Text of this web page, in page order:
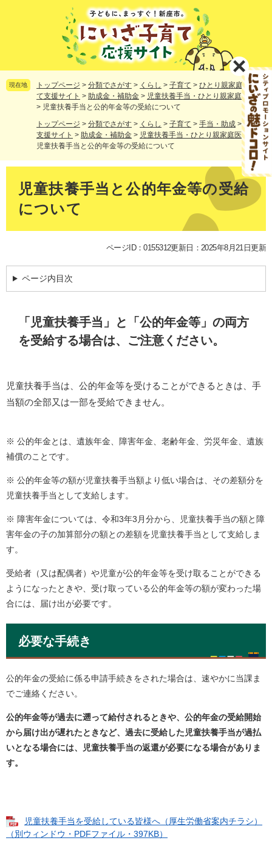
頭
で
飛
ば現在地 トップページ > 分類でさがす > くらし > 子育て > ひとり親家庭>子育
て支援サイト > 助成金・補助金 > 児童扶養手当・ひとり親家庭医療費
> 児童扶養手当と公的年金等の受給について
トップページ > 分類でさがす > くらし > 子育て > 手当・助成 >子育て
支援サイト > 助成金・補助金 > 児童扶養手当・ひとり親家庭医療費>
児童扶養手当と公的年金等の受給について
児童扶養手当と公的年金等の受給
について
ページID：0155312更新日：2025年8月21日更新
ページ内目次
「児童扶養手当」と「公的年金等」の両方
を受給する場合は、ご注意ください。
児童扶養手当は、公的年金等を受けることができるときは、手
当額の全部又は一部を受給できません。
※ 公的年金とは、遺族年金、障害年金、老齢年金、労災年金、遺族
補償のことです。
※ 公的年金等の額が児童扶養手当額より低い場合は、その差額分を
児童扶養手当として支給します。
※ 障害年金については、令和3年3月分から、児童扶養手当の額と障
害年金の子の加算部分の額との差額を児童扶養手当として支給しま
す。
受給者（又は配偶者）や児童が公的年金等を受け取ることができる
ようになったときや、受け取っている公的年金等の額が変わった場
合には、届け出が必要です。
必要な手続き
公的年金の受給に係る申請手続きをされた場合は、速やかに当課ま
でご連絡ください。
公的年金等が過去に遡って給付されるときや、公的年金の受給開始
から届け出が遅れたときなど、過去に受給した児童扶養手当が過払
いとなる場合には、児童扶養手当の返還が必要になる場合がありま
す。
児童扶養手当を受給している皆様へ（厚生労働省案内チラシ）
（別ウィンドウ・PDFファイル・397KB）